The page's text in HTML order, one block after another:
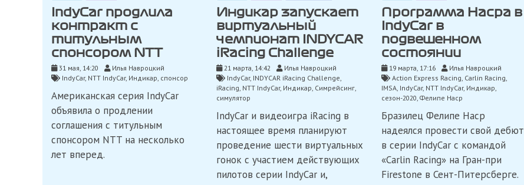
IndyCar продлила
контракт с
титульным
спонсором NTT
31 мая, 14:20
Илья Навроцкий
IndyCar, NTT IndyCar, Индикар спонсор
Американская серия IndyCar
объявила о продлении
соглашения с титульным
спонсором NTT на несколько
лет вперед.
Индикар запускает
виртуальный
чемпионат INDYCAR
iRacing Challenge
21 марта, 14:42
Илья Навроцкий
IndyCar, INDYCAR iRacing Challenge
iRacing NTT IndyCar, Индикар Симрейсинг,
симулятор
IndyCar и видеоигра iRacing в
настоящее время планируют
проведение шести виртуальных
гонок с участием действующих
пилотов серии IndyCar и,
Программа Насра в
IndyCar в
подвешенном
состоянии
19 марта, 17:16
Илья Навроцкий
Action Express Racing Carlin Racing
IMSA, IndyCar, NTT IndyCar, Индикар
сезон-2020 Фелипе Наср
Бразилец Фелипе Наср
надеялся провести свой дебют
в серии IndyCar с командой
«Carlin Racing» на Гран-при
Firestone в Сент-Питерсберге.